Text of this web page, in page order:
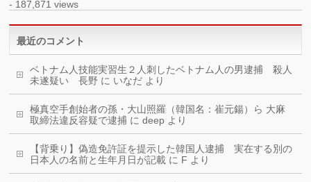
- 187,871 views
最近のコメント
ベトナム人技能実習生２人刺したベトナム人の男逮捕 殺人
未遂疑い 長野 に いなだ より
極真空手創始者の孫・大山照羅（韓国名：崔元鍚）ら 大麻
取締法違反容疑で逮捕 にdeep より
【背乗り】偽造免許証を提示した韓国人逮捕 実在する別の
日本人の名前と生年月日が記載 に F より